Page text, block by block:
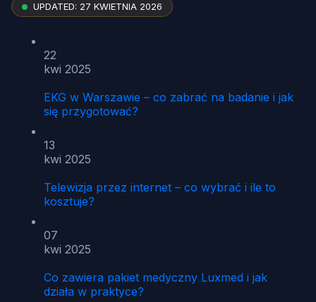
UPDATED: 27 KWIETNIA 2026
22
kwi 2025
EKG w Warszawie – co zabrać na badanie i jak
się przygotować?
13
kwi 2025
Telewizja przez internet – co wybrać i ile to
kosztuje?
07
kwi 2025
Co zawiera pakiet medyczny Luxmed i jak
działa w praktyce?